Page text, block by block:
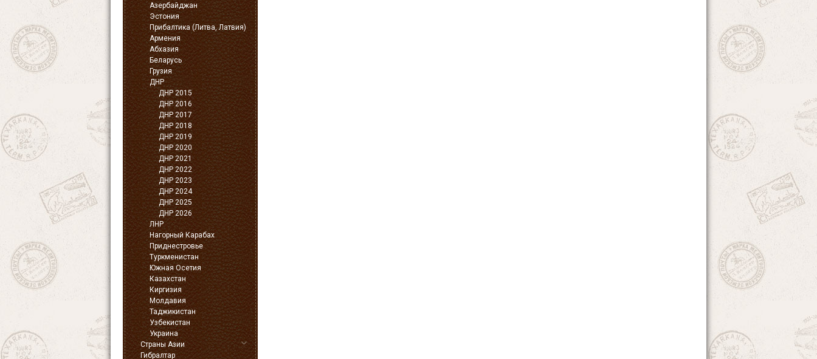
Азербайджан
Эстония
Прибалтика (Литва, Латвия)
Армения
Абхазия
Беларусь
Грузия
ДНР
ДНР 2015
ДНР 2016
ДНР 2017
ДНР 2018
ДНР 2019
ДНР 2020
ДНР 2021
ДНР 2022
ДНР 2023
ДНР 2024
ДНР 2025
ДНР 2026
ЛНР
Нагорный Карабах
Приднестровье
Туркменистан
Южная Осетия
Казахстан
Киргизия
Молдавия
Таджикистан
Узбекистан
Украина
Страны Азии
Гибралтар